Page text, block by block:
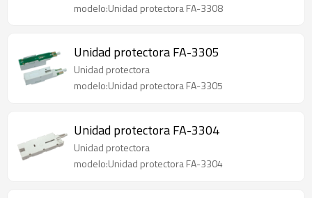
modelo:Unidad protectora FA-3308
Unidad protectora FA-3305
Unidad protectora
modelo:Unidad protectora FA-3305
Unidad protectora FA-3304
Unidad protectora
modelo:Unidad protectora FA-3304